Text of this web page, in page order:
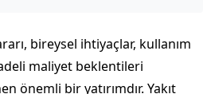
bireysel ihtiyaçlar, kullanım
maliyet beklentileri
önemli bir yatırımdır. Yakıt